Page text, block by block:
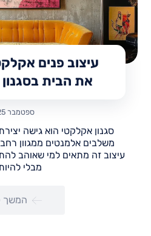
עיצוב פנים
את הבית בסגנון
ספטמבר 25, 2024
סגנון אקלקטי הוא גישה
משלבים אלמנטים ממגוון
עיצוב זה מתאים למי שאוהב
מבלי
המשך